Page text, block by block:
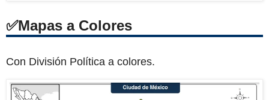
Mapas a Colores
Con División Política a colores.